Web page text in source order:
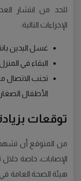
للحد من انتشار
الإجراءات التالية:
غسل اليدين
البقاء في
تجنب الاتصال
الأطفال
توقعات
من المتوقع أن تشهد
الإصابات، خاصة
هيئة الصحة العامة